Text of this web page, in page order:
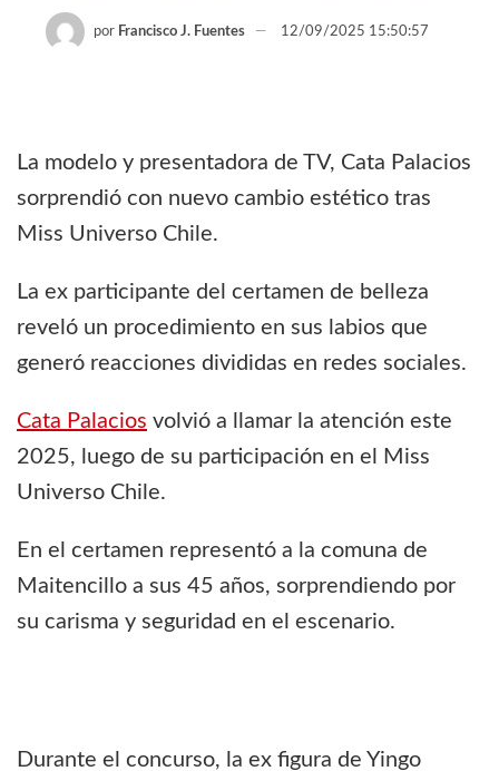
por Francisco J. Fuentes 12/09/2025 15:50:57
La modelo y presentadora de TV, Cata Palacios
sorprendió con nuevo cambio estético tras
Miss Universo Chile.
La ex participante del certamen de belleza
reveló un procedimiento en sus labios que
generó reacciones divididas en redes sociales.
Cata Palacios volvió a llamar la atención este
2025, luego de su participación en el Miss
Universo Chile.
En el certamen representó a la comuna de
Maitencillo a sus 45 años, sorprendiendo por
su carisma y seguridad en el escenario.
Durante el concurso, la ex figura de Yingo